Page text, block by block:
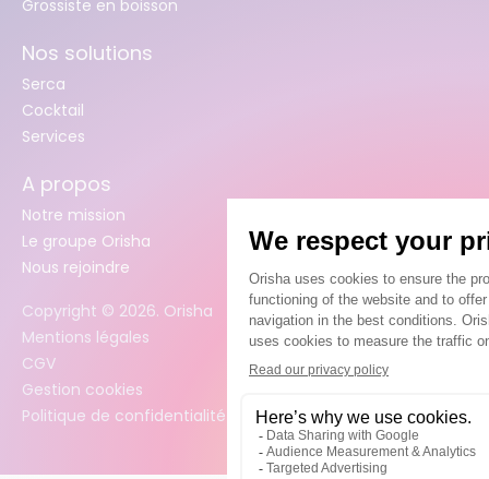
Grossiste en boisson
Nos solutions
Serca
Cocktail
Services
A propos
Notre mission
Le groupe Orisha
Nous rejoindre
Copyright © 2026. Orisha
Mentions légales
CGV
Gestion cookies
Politique de confidentialité